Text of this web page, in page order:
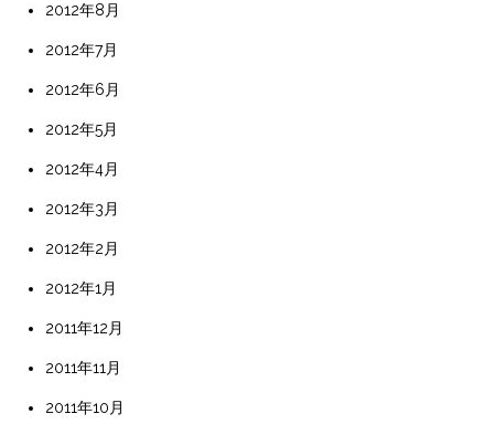
2012年8月
2012年7月
2012年6月
2012年5月
2012年4月
2012年3月
2012年2月
2012年1月
2011年12月
2011年11月
2011年10月